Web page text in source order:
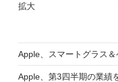
拡大
Apple、スマートグラス
Apple、第3四半期の業績